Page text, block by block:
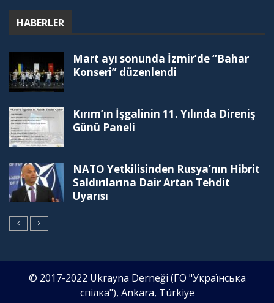
HABERLER
Mart ayı sonunda İzmir’de “Bahar
Konseri” düzenlendi
Kırım’ın İşgalinin 11. Yılında Direniş
Günü Paneli
NATO Yetkilisinden Rusya’nın Hibrit
Saldırılarına Dair Artan Tehdit
Uyarısı
© 2017-2022 Ukrayna Derneği (ГО "Українська
спілка"), Ankara, Türkiye